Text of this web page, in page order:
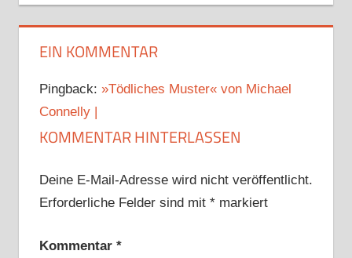
EIN KOMMENTAR
Pingback: »Tödliches Muster« von Michael
Connelly |
KOMMENTAR HINTERLASSEN
Deine E-Mail-Adresse wird nicht veröffentlicht.
Erforderliche Felder sind mit *markiert
Kommentar *